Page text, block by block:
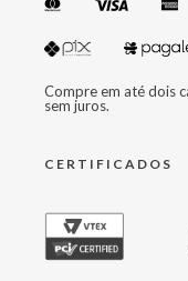
Compre em até dois
sem juros.
CERTIFICADOS